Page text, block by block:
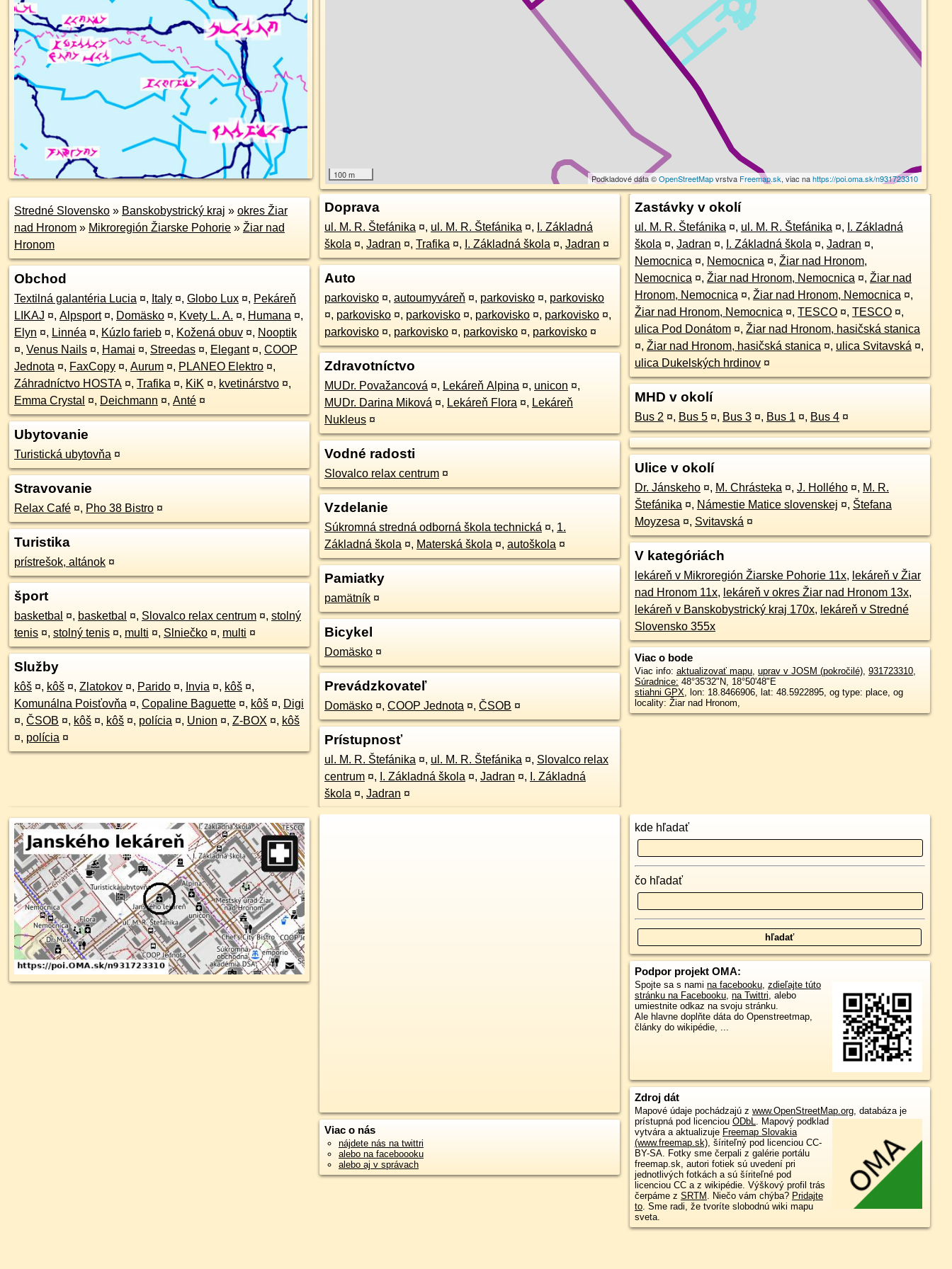
100 m Podkladové dáta ©OpenStreetMapvrstva Freemap.sk, viac nahttps://poi.oma.sk/n931723310
Stredné Slovensko » Banskobystrický kraj » okres Žiar
nad Hronom » Mikroregión Žiarske Pohorie » Žiar nad
Hronom
Obchod
Textilná galantéria Lucia ¤, Italy ¤, Globo Lux ¤, Pekáreň
LIKAJ ¤, Alpsport ¤, Domäsko ¤, Kvety L. A. ¤, Humana ¤,
Elyn ¤, Linnéa ¤, Kúzlo farieb ¤, Kožená obuv ¤, Nooptik
¤, Venus Nails ¤, Hamai ¤, Streedas ¤, Elegant ¤, COOP
Jednota ¤, FaxCopy ¤, Aurum ¤, PLANEO Elektro ¤,
Záhradníctvo HOSTA ¤, Trafika ¤, KiK ¤, kvetinárstvo ¤,
Emma Crystal ¤, Deichmann ¤, Anté ¤
Ubytovanie
Turistická ubytovňa ¤
Stravovanie
Relax Café ¤, Pho 38 Bistro ¤
Turistika
prístrešok, altánok ¤
šport
basketbal ¤, basketbal ¤, Slovalco relax centrum ¤, stolný
tenis ¤, stolný tenis ¤, multi ¤, Slniečko ¤, multi ¤
Služby
kôš ¤, kôš ¤, Zlatokov ¤, Parido ¤, Invia ¤, kôš ¤,
Komunálna Poisťovňa ¤, Copaline Baguette ¤, kôš ¤, Digi
¤, ČSOB ¤, kôš ¤, kôš ¤, polícia ¤, Union ¤, Z-BOX ¤, kôš
¤, polícia ¤
Doprava
ul. M. R. Štefánika ¤, ul. M. R. Štefánika ¤, I. Základná
škola ¤, Jadran ¤, Trafika ¤, I. Základná škola ¤, Jadran ¤
Auto
parkovisko ¤, autoumyváreň ¤, parkovisko ¤, parkovisko
¤, parkovisko ¤, parkovisko ¤, parkovisko ¤, parkovisko ¤,
parkovisko ¤, parkovisko ¤, parkovisko ¤, parkovisko ¤
Zdravotníctvo
MUDr. Považancová ¤, Lekáreň Alpina ¤, unicon ¤,
MUDr. Darina Miková ¤, Lekáreň Flora ¤, Lekáreň
Nukleus ¤
Vodné radosti
Slovalco relax centrum ¤
Vzdelanie
Súkromná stredná odborná škola technická ¤, 1.
Základná škola ¤, Materská škola ¤, autoškola ¤
Pamiatky
pamätník ¤
Bicykel
Domäsko ¤
Prevádzkovateľ
Domäsko ¤, COOP Jednota ¤, ČSOB ¤
Prístupnosť
ul. M. R. Štefánika ¤, ul. M. R. Štefánika ¤, Slovalco relax
centrum ¤, I. Základná škola ¤, Jadran ¤, I. Základná
škola ¤, Jadran ¤
Zastávky v okolí
ul. M. R. Štefánika ¤, ul. M. R. Štefánika ¤, I. Základná
škola ¤, Jadran ¤, I. Základná škola ¤, Jadran ¤,
Nemocnica ¤, Nemocnica ¤, Žiar nad Hronom,
Nemocnica ¤, Žiar nad Hronom, Nemocnica ¤, Žiar nad
Hronom, Nemocnica ¤, Žiar nad Hronom, Nemocnica ¤,
Žiar nad Hronom, Nemocnica ¤, TESCO ¤, TESCO ¤,
ulica Pod Donátom ¤, Žiar nad Hronom, hasičská stanica
¤, Žiar nad Hronom, hasičská stanica ¤, ulica Svitavská ¤,
ulica Dukelských hrdinov ¤
MHD v okolí
Bus 2 ¤, Bus 5 ¤, Bus 3 ¤, Bus 1 ¤, Bus 4 ¤
Ulice v okolí
Dr. Jánskeho ¤, M. Chrásteka ¤, J. Hollého ¤, M. R.
Štefánika ¤, Námestie Matice slovenskej ¤, Štefana
Moyzesa ¤, Svitavská ¤
V kategóriách
lekáreň v Mikroregión Žiarske Pohorie 11x, lekáreň v Žiar
nad Hronom 11x, lekáreň v okres Žiar nad Hronom 13x,
lekáreň v Banskobystrický kraj 170x, lekáreň v Stredné
Slovensko 355x
Viac o bode
Viac info: aktualizovať mapu, uprav v JOSM (pokročilé), 931723310,
Súradnice: 48°35'32"N, 18°50'48"E
stiahni GPX, lon: 18.8466906, lat: 48.5922895, og type: place, og
locality: Žiar nad Hronom,
Viac o nás
nájdete nás na twittri
alebo na faceboooku
alebo aj v správach
kde hľadať
čo hľadať
Podpor projekt OMA:
Spojte sa s nami na facebooku, zdieľajte túto
stránku na Facebooku, na Twittri, alebo
umiestnite odkaz na svoju stránku.
Ale hlavne doplňte dáta do Openstreetmap,
články do wikipédie, ...
Zdroj dát
Mapové údaje pochádzajú z www.OpenStreetMap.org, databáza je
prístupná pod licenciou ODbL. Mapový podklad
vytvára a aktualizuje Freemap Slovakia
(www.freemap.sk), šíriteľný pod licenciou CC-
BY-SA. Fotky sme čerpali z galérie portálu
freemap.sk, autori fotiek sú uvedení pri
jednotlivých fotkách a sú šíriteľné pod
licenciou CC a z wikipédie. Výškový profil trás
čerpáme z SRTM . Niečo vám chýba? Pridajte
to. Sme radi, že tvoríte slobodnú wiki mapu
sveta.